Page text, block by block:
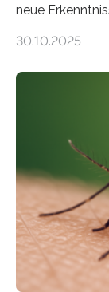
neue
Landpflanzen
Grünalgen, die
lebten. Unter
die noch
dieser Gruppe
mit
nächsten…
30.10.2025